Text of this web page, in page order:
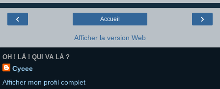
‹ ›
Accueil
Afficher la version Web
OH ! LÀ ! QUI VA LÀ ?
Cycee
Afficher mon profil complet